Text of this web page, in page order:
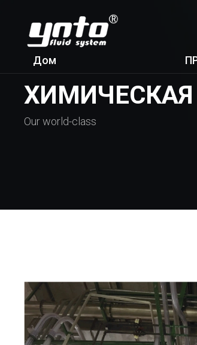
Дом
Our world-class